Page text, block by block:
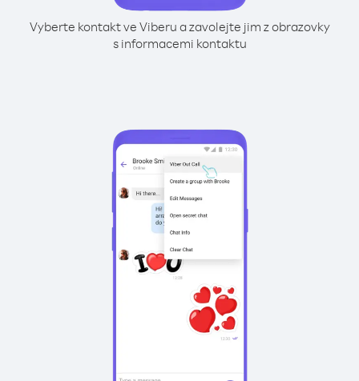
Vyberte kontakt ve Viberu a zavolejte jim z obrazovky
s informacemi kontaktu